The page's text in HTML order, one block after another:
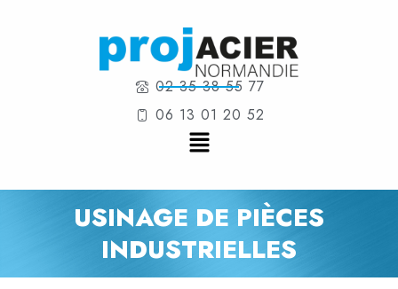
02 35 38 55 77
06 13 01 20 52
USINAGE DE PIÈCES
INDUSTRIELLES